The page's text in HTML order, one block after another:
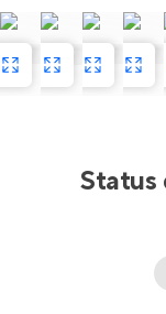
Status